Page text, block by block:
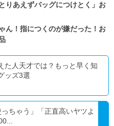
りあえずバッグにつけとく」お
ん！指につくのが嫌だった！お
た人天才では？もっと早く知
ッズ3選
っちゃう」「正直高いヤツよ